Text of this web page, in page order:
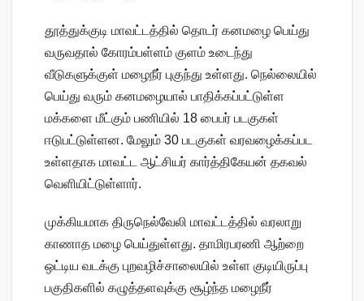
தூத்துக்குடி மாவட்டத்தில் தொடர் கனமழை பெய்து
வருவதால் கோரம்பள்ளம் குளம் உடைந்து
வீடுகளுக்குள் மழைநீர் புகுந்து உள்ளது. நெல்லையில்
பெய்து வரும் கனமழையால் பாதிக்கப்பட்டுள்ள
மக்களை மீட்கும் பணியில் 18 பைபர் படகுகள்
ஈடுபட்டுள்ளன. மேலும் 30 படகுகள் வரவழைக்கப்பட
உள்ளதாக மாவட்ட ஆட்சியர் கார்த்திகேயன் தகவல்
வெளியிட்டுள்ளார்.
முக்கியமாக திருநெல்வேலி மாவட்டத்தில் வரலாறு
காணாத மழை பெய்துள்ளது. தாமிரபரணி ஆற்றை
ஒட்டிய வடக்கு புறவழிச்சாலையில் உள்ள குடியிருப்பு
பகுதிகளில் கழுத்தளவுக்கு சூழ்ந்த மழைநீர்